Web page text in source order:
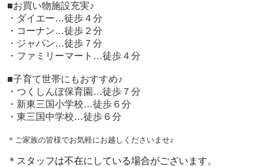
■お買い物施設充実♪
・ダイエー…徒歩４分
・コーナン…徒歩２分
・ジャパン…徒歩７分
・ファミリーマート…徒歩４分
■子育て世帯にもおすすめ♪
・つくしんぼ保育園…徒歩７分
・新東三国小学校…徒歩６分
・東三国中学校…徒歩６分
＊ご家族の皆様でお気軽にお越しくださいませ♪
＊スタッフは不在にしている場合がございます。